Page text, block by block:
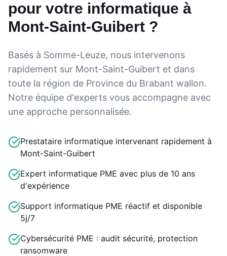
pour votre informatique à
Mont-Saint-Guibert ?
Basés à Somme-Leuze, nous intervenons
rapidement sur Mont-Saint-Guibert et dans
toute la région de Province du Brabant wallon.
Notre équipe d'experts vous accompagne avec
une approche personnalisée.
Prestataire informatique intervenant rapidement à
Mont-Saint-Guibert
Expert informatique PME avec plus de 10 ans
d'expérience
Support informatique PME réactif et disponible
5j/7
Cybersécurité PME : audit sécurité, protection
ransomware